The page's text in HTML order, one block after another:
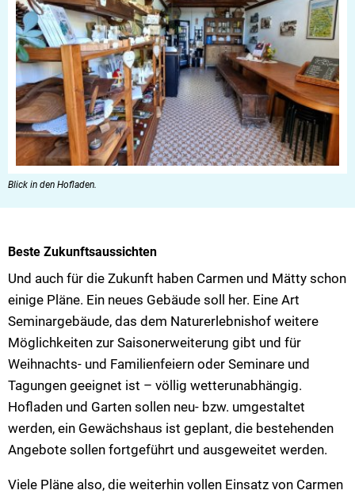
Blick in den Hofladen.
Beste Zukunftsaussichten
Und auch für die Zukunft haben Carmen und Mätty schon
einige Pläne. Ein neues Gebäude soll her. Eine Art
Seminargebäude, das dem Naturerlebnishof weitere
Möglichkeiten zur Saisonerweiterung gibt und für
Weihnachts- und Familienfeiern oder Seminare und
Tagungen geeignet ist – völlig wetterunabhängig.
Hofladen und Garten sollen neu- bzw. umgestaltet
werden, ein Gewächshaus ist geplant, die bestehenden
Angebote sollen fortgeführt und ausgeweitet werden.
Viele Pläne also, die weiterhin vollen Einsatz von Carmen